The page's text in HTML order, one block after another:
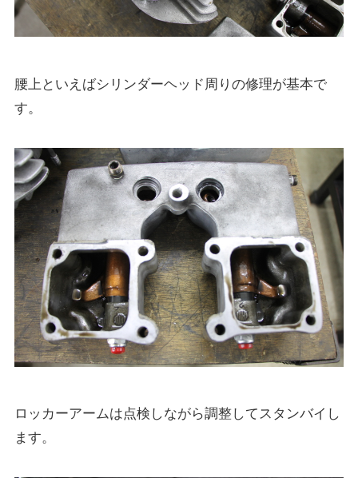
腰上といえばシリンダーヘッド周りの修理が基本で
す。
ロッカーアームは点検しながら調整してスタンバイし
ます。